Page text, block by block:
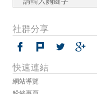
社群分享
快速連結
網站導覽